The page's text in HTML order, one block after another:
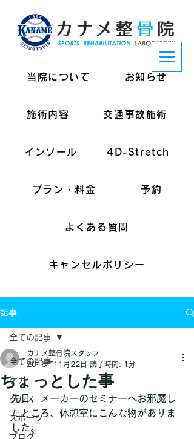
当院について お知らせ
施術内容 交通事故施術
インソール 4D-Stretch
プラン・料金 予約
よくある質問
キャンセルポリシー
記事
全ての記事
ケガ
グルメ
スポーツ
ブログ
全ての記事
ちょっとした事
カナメ整骨院スタッフ
2016年11月22日 読了時間: 1分
先日、メーカーのセミナーへお邪魔し
たところ、休憩室にこんな物がありま
した。